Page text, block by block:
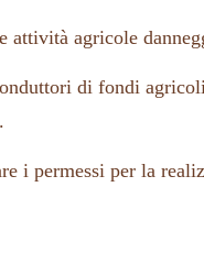
agricole
di fondi
i permessi per la